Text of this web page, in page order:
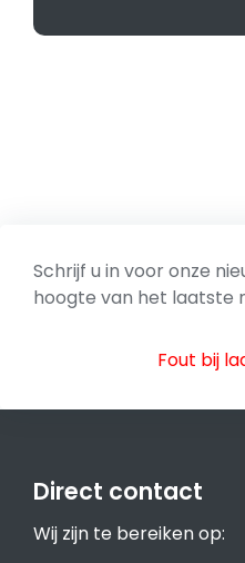
Schrijf u in voor onze
hoogte van het laatste
Fout bij
Direct contact
Wij zijn te bereiken op: